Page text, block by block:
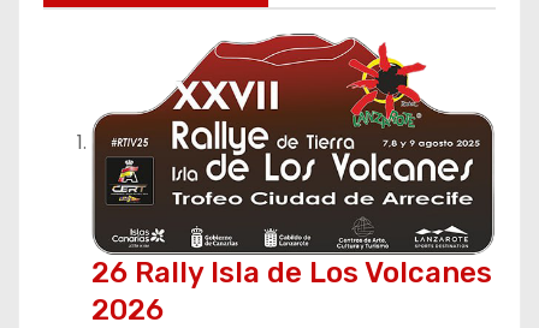
26 Rally Isla de Los Volcanes
2026